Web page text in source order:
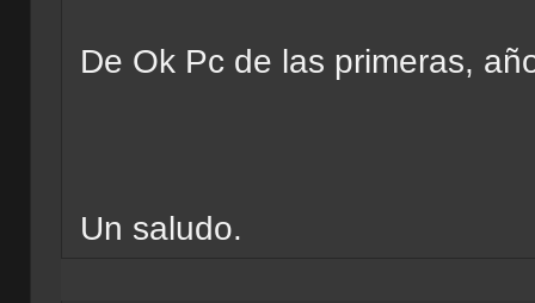
De Ok Pc de las primeras,
Un saludo.